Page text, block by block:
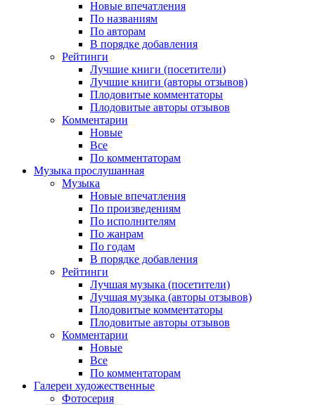
Новые впечатления
По названиям
По авторам
В порядке добавления
Рейтинги
Лучшие книги (посетители)
Лучшие книги (авторы отзывов)
Плодовитые комментаторы
Плодовитые авторы отзывов
Комментарии
Новые
Все
По комментаторам
Музыка прослушанная
Музыка
Новые впечатления
По произведениям
По исполнителям
По жанрам
По годам
В порядке добавления
Рейтинги
Лучшая музыка (посетители)
Лучшая музыка (авторы отзывов)
Плодовитые комментаторы
Плодовитые авторы отзывов
Комментарии
Новые
Все
По комментаторам
Галереи художественные
Фотосерия